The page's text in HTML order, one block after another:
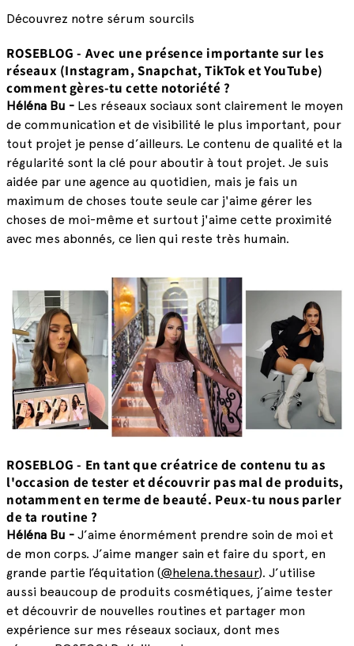
Découvrez notre sérum sourcils
ROSEBLOG - Avec une présence importante sur les
réseaux (Instagram, Snapchat, TikTok et YouTube)
comment gères-tu cette notoriété ?
Héléna Bu - Les réseaux sociaux sont clairement le moyen
de communication et de visibilité le plus important, pour
tout projet je pense d’ailleurs. Le contenu de qualité et la
régularité sont la clé pour aboutir à tout projet. Je suis
aidée par une agence au quotidien, mais je fais un
maximum de choses toute seule car j'aime gérer les
choses de moi-même et surtout j'aime cette proximité
avec mes abonnés, ce lien qui reste très humain.
ROSEBLOG - En tant que créatrice de contenu tu as
l'occasion de tester et découvrir pas mal de produits,
notamment en terme de beauté. Peux-tu nous parler
de ta routine ?
Héléna Bu - J’aime énormément prendre soin de moi et
de mon corps. J’aime manger sain et faire du sport, en
grande partie l’équitation (@helena.thesaur). J’utilise
aussi beaucoup de produits cosmétiques, j’aime tester
et découvrir de nouvelles routines et partager mon
expérience sur mes réseaux sociaux, dont mes